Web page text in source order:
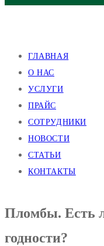
ГЛАВНАЯ
О НАС
УСЛУГИ
ПРАЙС
СОТРУДНИКИ
НОВОСТИ
СТАТЬИ
КОНТАКТЫ
Пломбы. Есть
годности?